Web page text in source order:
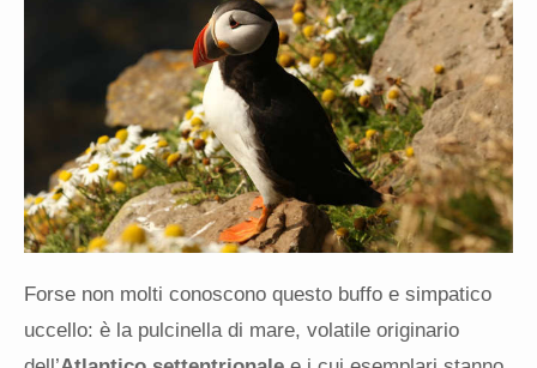
Forse non molti conoscono questo buffo e simpatico
uccello: è la pulcinella di mare, volatile originario